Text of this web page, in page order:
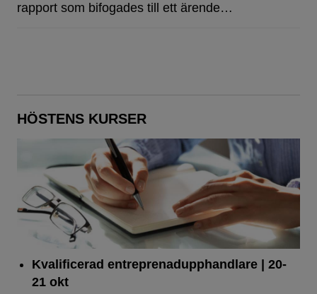
rapport som bifogades till ett ärende…
HÖSTENS KURSER
Kvalificerad entreprenad­upphandlare | 20-
21 okt